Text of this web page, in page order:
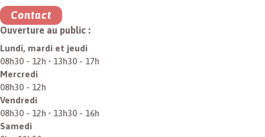
Contact
Ouverture au public :
Lundi, mardi et jeudi
08h30 - 12h • 13h30 - 17h
Mercredi
08h30 - 12h
Vendredi
08h30 - 12h • 13h30 - 16h
Samedi